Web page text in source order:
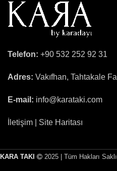
Telefon: +90 532 252 92 31
Adres: Vakıfhan, Tahtakale
E-mail: info@karataki.com
İletişim | Site Haritası
KARA TAKI 2025 | Tüm Hakları